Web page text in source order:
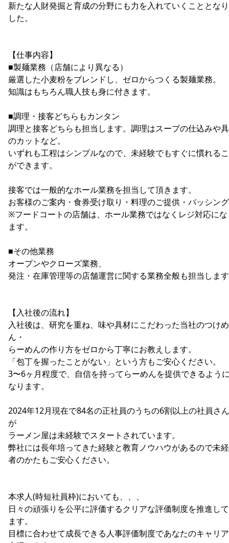
新たな人財発掘と育成の分野にも力を入れていくこととな
した。
【仕事内容】
■製麺業務（店舗により異なる）
厳選した小麦粉をブレンドし、ゼロからつくる製麺業務。
知識はもちろん職人技も身に付きます。
■調理・接客どちらもカンタン
調理と接客どちらも担当します。調理はスープの仕込みや
のカットなど。
いずれも工程はシンプルなので、未経験でもすぐに慣れる
ができます。
接客では一般的なホール業務を担当して頂きます。
お客様のご案内・食券受け取り・料理のご提供・バッシン
※フードコートの店舗は、ホール業務ではなくレジ対応に
ます。
■その他業務
オープンやクローズ業務、
発注・在庫管理等の店舗運営に関する業務全般も担当しま
【入社後の流れ】
入社後は、研究を重ね、味や具材にこだわった当社のつけめ
ん・
らーめんの作り方をゼロから丁寧にお教えします。
「包丁を握ったことがない」という方もご安心ください。
3〜6ヶ月程度で、自信を持ってらーめんを提供できるよう
なります。
2024年12月現在で84名の正社員のうちの6割以上の社員さん
が
ラーメン屋は未経験でスタートされています。
弊社には長年培ってきた経験と教育ノウハウがあるので未
者のかたもご安心ください。
本求人(時短社員枠)においても、、、
日々の頑張りを公平に評価するクリアな評価制度を推進し
ます。
目標に合わせて成長できる人事評価制度であなたのキャリ